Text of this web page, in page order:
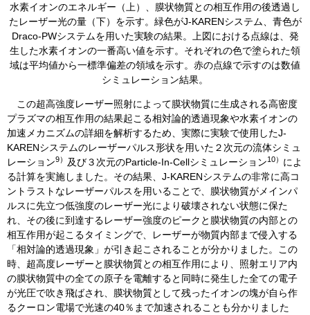
水素イオンのエネルギー（上）、膜状物質との相互作用の後透過し
たレーザー光の量（下）を示す。緑色がJ-KARENシステム、青色が
Draco-PWシステムを用いた実験の結果。上図における点線は、発
生した水素イオンの一番高い値を示す。それぞれの色で塗られた領
域は平均値から一標準偏差の領域を示す。赤の点線で示すのは数値
シミュレーション結果。
この超高強度レーザー照射によって膜状物質に生成される高密度
プラズマの相互作用の結果起こる相対論的透過現象や水素イオンの
加速メカニズムの詳細を解析するため、実際に実験で使用したJ-
KARENシステムのレーザーパルス形状を用いた２次元の流体シミュ
レーション9） 及び３次元のParticle-In-Cellシミュレーション10） によ
る計算を実施しました。その結果、J-KARENシステムの非常に高コ
ントラストなレーザーパルスを用いることで、膜状物質がメインパ
ルスに先立つ低強度のレーザー光により破壊されない状態に保た
れ、その後に到達するレーザー強度のピークと膜状物質の内部との
相互作用が起こるタイミングで、レーザーが物質内部まで侵入する
「相対論的透過現象」が引き起こされることが分かりました。この
時、超高度レーザーと膜状物質との相互作用により、照射エリア内
の膜状物質中の全ての原子を電離すると同時に発生した全ての電子
が光圧で吹き飛ばされ、膜状物質として残ったイオンの塊が自ら作
るクーロン電場で光速の40％まで加速されることも分かりました